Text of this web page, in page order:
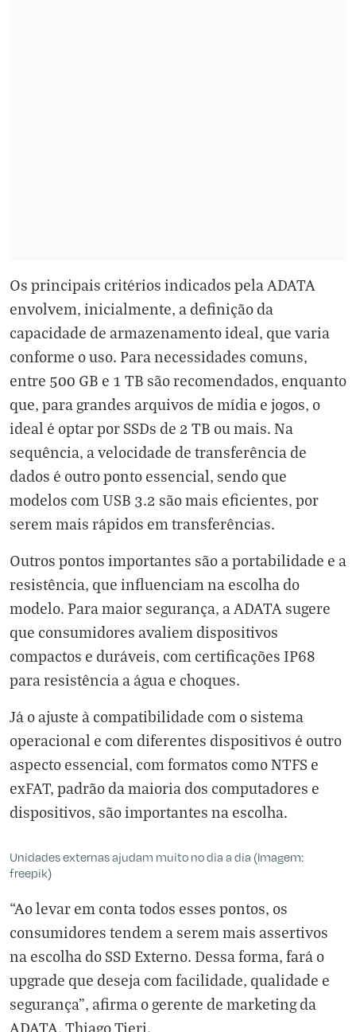
Os principais critérios indicados pela ADATA
envolvem, inicialmente, a definição da
capacidade de armazenamento ideal, que varia
conforme o uso. Para necessidades comuns,
entre 500 GB e 1 TB são recomendados, enquanto
que, para grandes arquivos de mídia e jogos, o
ideal é optar por SSDs de 2 TB ou mais. Na
sequência, a velocidade de transferência de
dados é outro ponto essencial, sendo que
modelos com USB 3.2 são mais eficientes, por
serem mais rápidos em transferências.
Outros pontos importantes são a portabilidade e a
resistência, que influenciam na escolha do
modelo. Para maior segurança, a ADATA sugere
que consumidores avaliem dispositivos
compactos e duráveis, com certificações IP68
para resistência a água e choques.
Já o ajuste à compatibilidade com o sistema
operacional e com diferentes dispositivos é outro
aspecto essencial, com formatos como NTFS e
exFAT, padrão da maioria dos computadores e
dispositivos, são importantes na escolha.
Unidades externas ajudam muito no dia a dia (Imagem:
freepik)
“Ao levar em conta todos esses pontos, os
consumidores tendem a serem mais assertivos
na escolha do SSD Externo. Dessa forma, fará o
upgrade que deseja com facilidade, qualidade e
segurança”, afirma o gerente de marketing da
ADATA, Thiago Tieri.